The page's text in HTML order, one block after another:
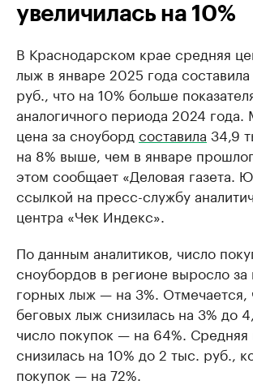
увеличилась на 10%
В Краснодарском крае средняя
лыж в январе 2025 года составила
руб., что на 10% больше
аналогичного периода 2024 года.
цена за сноуборд составила 34,9
на 8% выше, чем в январе
этом сообщает «Деловая газета.
ссылкой на пресс-службу
центра «Чек Индекс».
По данным аналитиков, число
сноубордов в регионе выросло за
горных лыж — на 3%. Отмечается,
беговых лыж снизилась на 3% до
число покупок — на 64%. Средняя
снизилась на 10% до 2 тыс. руб.,
покупок — на 72%.